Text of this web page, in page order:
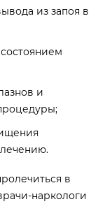
из запоя в
и
в
наркологи